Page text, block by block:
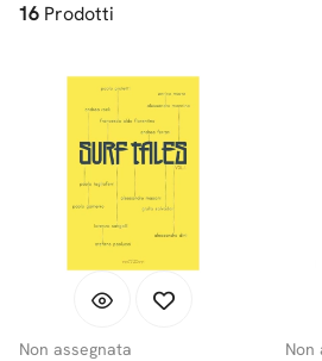
16 Prodotti
Non assegnata Non